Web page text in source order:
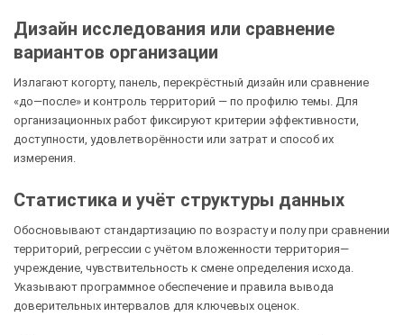
Дизайн исследования или сравнение
вариантов организации
Излагают когорту, панель, перекрёстный дизайн или сравнение
«до—после» и контроль территорий — по профилю темы. Для
организационных работ фиксируют критерии эффективности,
доступности, удовлетворённости или затрат и способ их
измерения.
Статистика и учёт структуры данных
Обосновывают стандартизацию по возрасту и полу при сравнении
территорий, регрессии с учётом вложенности территория—
учреждение, чувствительность к смене определения исхода.
Указывают программное обеспечение и правила вывода
доверительных интервалов для ключевых оценок.